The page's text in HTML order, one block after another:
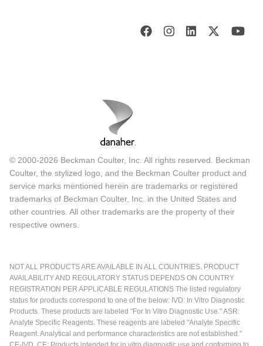
© 2000-2026 Beckman Coulter, Inc. All rights reserved. Beckman
Coulter, the stylized logo, and the Beckman Coulter product and
service marks mentioned herein are trademarks or registered
trademarks of Beckman Coulter, Inc. in the United States and
other countries. All other trademarks are the property of their
respective owners.
NOT ALL PRODUCTS ARE AVAILABLE IN ALL COUNTRIES. PRODUCT
AVAILABILITY AND REGULATORY STATUS DEPENDS ON COUNTRY
REGISTRATION PER APPLICABLE REGULATIONS The listed regulatory
status for products correspond to one of the below: IVD: In Vitro Diagnostic
Products. These products are labeled "For In Vitro Diagnostic Use." ASR:
Analyte Specific Reagents. These reagents are labeled "Analyte Specific
Reagent. Analytical and performance characteristics are not established."